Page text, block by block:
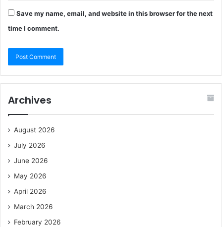
Save my name, email, and website in this browser for the next
time I comment.
Archives
August 2026
July 2026
June 2026
May 2026
April 2026
March 2026
February 2026